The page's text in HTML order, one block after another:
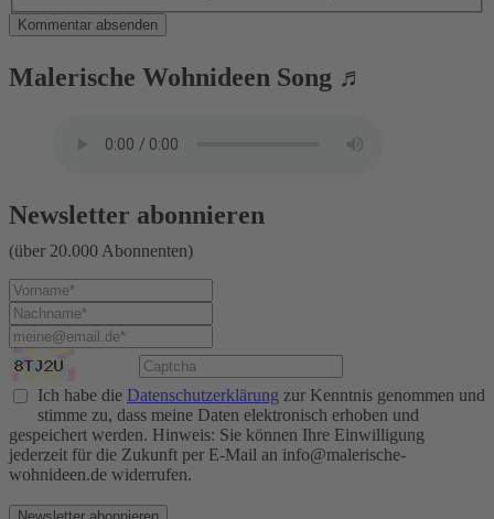
Kommentar absenden
Malerische Wohnideen Song ♬
Newsletter abonnieren
(über 20.000 Abonnenten)
Ich habe die Datenschutzerklärung zur Kenntnis genommen und
stimme zu, dass meine Daten elektronisch erhoben und
gespeichert werden. Hinweis: Sie können Ihre Einwilligung
jederzeit für die Zukunft per E-Mail an info@malerische-
wohnideen.de widerrufen.